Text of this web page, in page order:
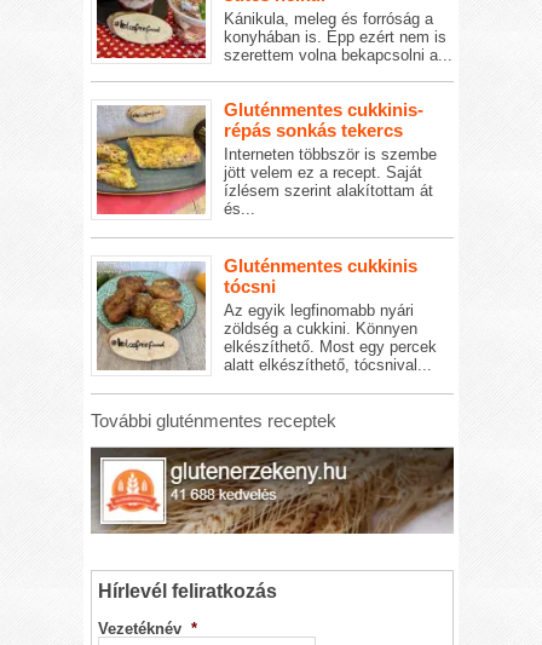
Kánikula, meleg és forróság a
konyhában is. Épp ezért nem is
szerettem volna bekapcsolni a...
Gluténmentes cukkinis-
répás sonkás tekercs
Interneten többször is szembe
jött velem ez a recept. Saját
ízlésem szerint alakítottam át
és...
Gluténmentes cukkinis
tócsni
Az egyik legfinomabb nyári
zöldség a cukkini. Könnyen
elkészíthető. Most egy percek
alatt elkészíthető, tócsnival...
További gluténmentes receptek
Hírlevél feliratkozás
Vezetéknév *